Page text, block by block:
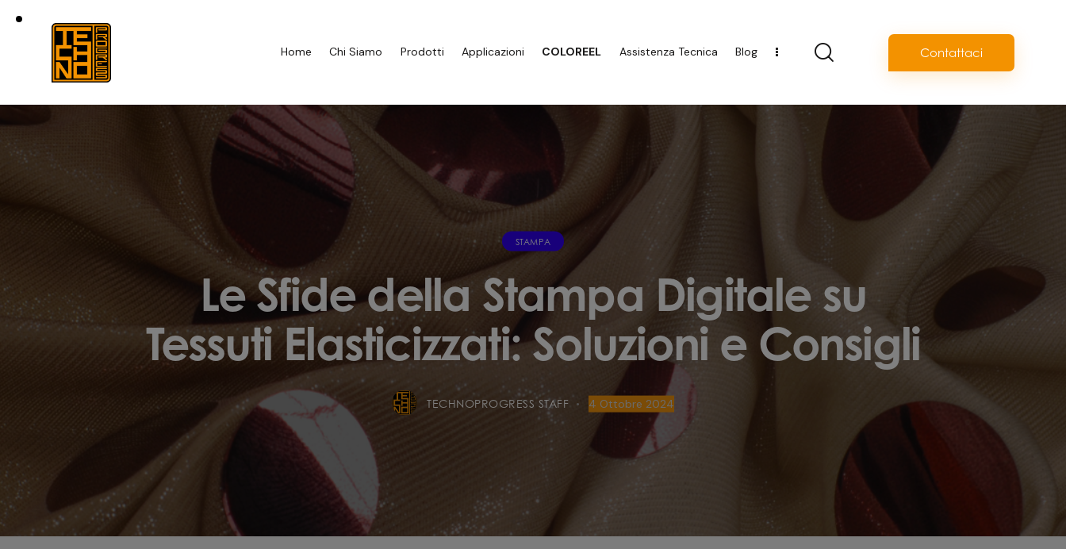
Home Chi Siamo Prodotti Applicazioni COLOREEL Assistenza Tecnica Blog Contattaci
STAMPA
Le Sfide della Stampa Digitale su
Tessuti Elasticizzati: Soluzioni e Consigli
TECHNOPROGRESS STAFF 4 Ottobre 2024